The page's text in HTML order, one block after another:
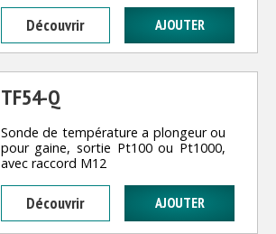
Découvrir
TF54-Q
Sonde de température a plongeur ou
pour gaine, sortie Pt100 ou Pt1000,
avec raccord M12
Découvrir